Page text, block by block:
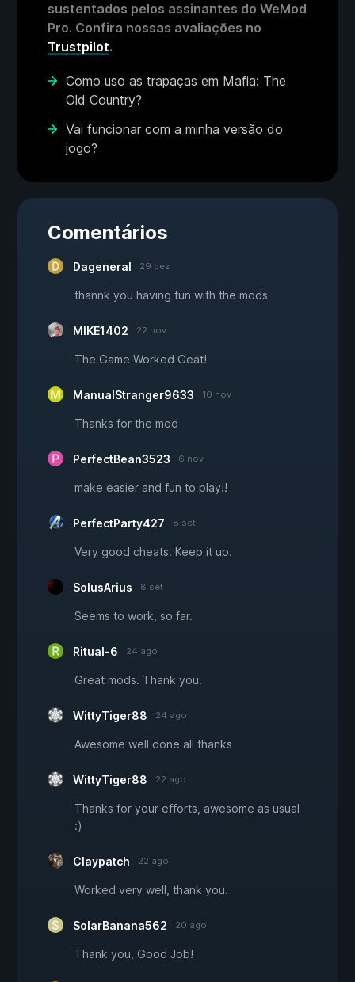
sustentados pelos assinantes do WeMod
Pro. Confira nossas avaliações no
Trustpilot.
Como uso as trapaças em Mafia: The
Old Country?
Vai funcionar com a minha versão do
jogo?
Comentários
Dageneral 29 dez
thannk you having fun with the mods
MIKE1402 22 nov
The Game Worked Geat!
ManualStranger9633 10 nov
Thanks for the mod
PerfectBean3523 6 nov
make easier and fun to play!!
PerfectParty427 8 set
Very good cheats. Keep it up.
SolusArius 8 set
Seems to work, so far.
Ritual-6 24 ago
Great mods. Thank you.
WittyTiger88 24 ago
Awesome well done all thanks
WittyTiger88 22 ago
Thanks for your efforts, awesome as usual
:)
Claypatch 22 ago
Worked very well, thank you.
SolarBanana562 20 ago
Thank you, Good Job!